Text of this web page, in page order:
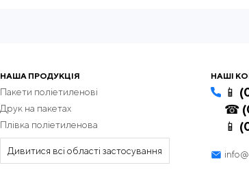
Швидка доставка: Завдяки
Клієнтоорієнтований підхід: Ми
НАША ПРОДУКЦІЯ
Пакети поліетиленові
Друк на пакетах
Плівка поліетиленова
Дивитися всі області застосування
НАШІ
📱
☎
📱